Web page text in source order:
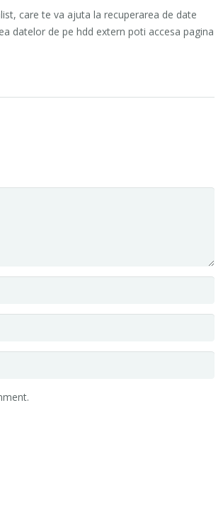
care te va ajuta la recuperarea de date
datelor de pe hdd extern poti accesa pagina